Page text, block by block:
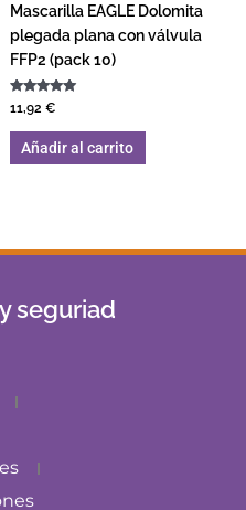
Mascarilla EAGLE Dolomita
plegada plana con válvula
FFP2 (pack 10)
Valorado con
5.00
de 5
11,92 €
Añadir al carrito
seguriad